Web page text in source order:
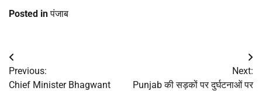
Posted inपंजाब
Post
navigation
Previous:
Chief Minister Bhagwant
Next:
Punjab की सड़कों पर दुर्घटनाओं पर